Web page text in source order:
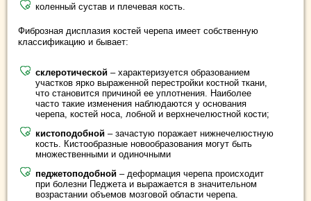
коленный сустав и плечевая кость.
Фиброзная дисплазия костей черепа имеет собственную
классификацию и бывает:
склеротической – характеризуется образованием
участков ярко выраженной перестройки костной ткани,
что становится причиной ее уплотнения. Наиболее
часто такие изменения наблюдаются у основания
черепа, костей носа, лобной и верхнечелюстной кости;
кистоподобной – зачастую поражает нижнечелюстную
кость. Кистообразные новообразования могут быть
множественными и одиночными
педжетоподобной – деформация черепа происходит
при болезни Педжета и выражается в значительном
возрастании объемов мозговой области черепа.